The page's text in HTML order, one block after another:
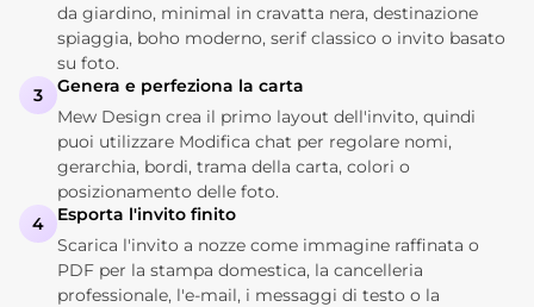
da giardino, minimal in cravatta nera, destinazione
spiaggia, boho moderno, serif classico o invito basato
su foto.
3
Genera e perfeziona la carta
Mew Design crea il primo layout dell'invito, quindi
puoi utilizzare Modifica chat per regolare nomi,
gerarchia, bordi, trama della carta, colori o
posizionamento delle foto.
4
Esporta l'invito finito
Scarica l'invito a nozze come immagine raffinata o
PDF per la stampa domestica, la cancelleria
professionale, l'e-mail, i messaggi di testo o la